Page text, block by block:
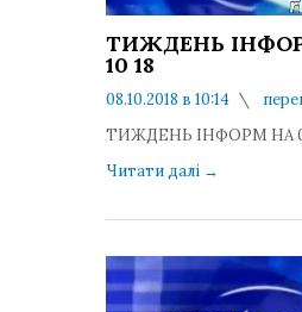
ТИЖДЕНЬ
10 18
08.10.2018 в 10:14
ТИЖДЕНЬ ІНФОРМ НА
Читати далі →